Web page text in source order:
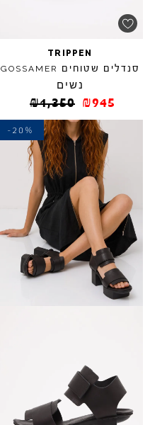
TRIPPEN
סנדלים שטוחים GOSSAMER
נשים
₪1,350 ₪945
-20%